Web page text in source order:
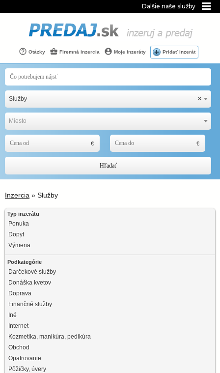
Dalšie naše služby
Otázky Firemná inzercia Moje inzeráty Pridať inzerát
×
Služby
Miesto
Hľadať
Inzercia » Služby
Typ inzerátu
Ponuka
Dopyt
Výmena
Podkategórie
Darčekové služby
Donáška kvetov
Doprava
Finančné služby
Iné
Internet
Kozmetika, manikúra, pedikúra
Obchod
Opatrovanie
Pôžičky, úvery